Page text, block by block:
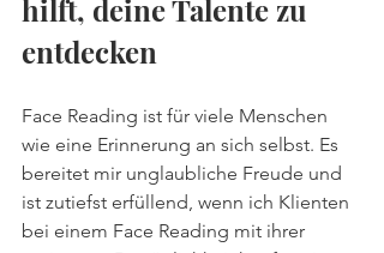
hilft, deine Talente zu
entdecken
Face Reading ist für viele Menschen
wie eine Erinnerung an sich selbst. Es
bereitet mir unglaubliche Freude und
ist zutiefst erfüllend, wenn ich Klienten
bei einem Face Reading mit ihrer